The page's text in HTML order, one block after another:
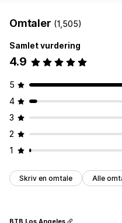
Omtaler (1,505)
Samlet vurdering
4.9
5
4
3
2
1
Skriv en omtale Alle
BTB Los Angeles